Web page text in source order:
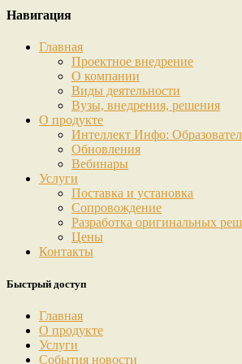
Навигация
Главная
Проектное внедрение
О компании
Виды деятельности
Вузы, внедрения, решения
О продукте
Интеллект Инфо:
Обновления
Вебинары
Услуги
Поставка и установка
Сопровождение
Разработка оригинальных
Цены
Контакты
Быстрый доступ
Главная
О продукте
Услуги
События новости